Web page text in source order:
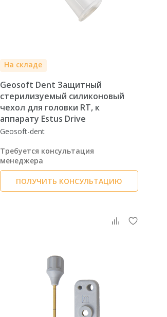
На складе
Geosoft Dent Защитный
стерилизуемый силиконовый
чехол для головки RT, к
аппарату Estus Drive
Geosoft-dent
Требуется консультация
менеджера
ПОЛУЧИТЬ КОНСУЛЬТАЦИЮ